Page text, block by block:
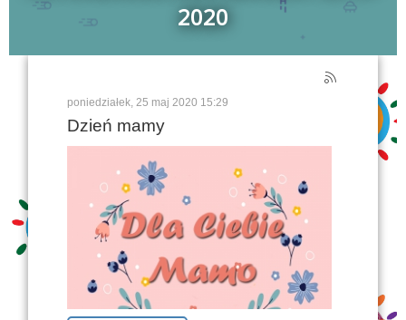
2020
poniedziałek, 25 maj 2020 15:29
Dzień mamy